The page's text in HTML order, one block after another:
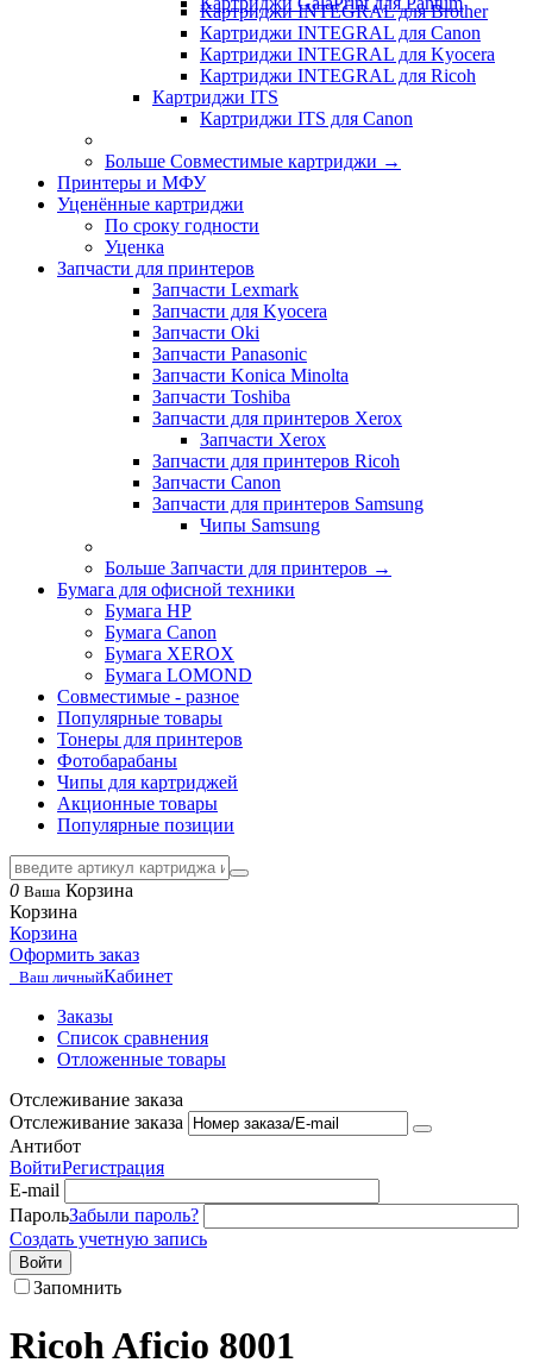
Картриджи INTEGRAL для Brother
Картриджи INTEGRAL для Canon
Картриджи INTEGRAL для Kyocera
Картриджи INTEGRAL для Ricoh
Картриджи ITS
Картриджи ITS для Canon
Больше Совместимые картриджи →
Принтеры и МФУ
Уценённые картриджи
По сроку годности
Уценка
Запчасти для принтеров
Запчасти Lexmark
Запчасти для Kyocera
Запчасти Oki
Запчасти Panasonic
Запчасти Koniсa Minolta
Запчасти Toshiba
Запчасти для принтеров Xerox
Запчасти Xerox
Запчасти для принтеров Ricoh
Запчасти Canon
Запчасти для принтеров Samsung
Чипы Samsung
Больше Запчасти для принтеров →
Бумага для офисной техники
Бумага HP
Бумага Canon
Бумага XEROX
Бумага LOMOND
Совместимые - разное
Популярные товары
Тонеры для принтеров
Фотобарабаны
Чипы для картриджей
Акционные товары
Популярные позиции
0 Ваша Корзина
Корзина
Корзина
Оформить заказ
Ваш личныйКабинет
Заказы
Список сравнения
Отложенные товары
Отслеживание заказа
Отслеживание заказа
Антибот
ВойтиРегистрация
E-mail
ПарольЗабыли пароль?
Создать учетную запись
Войти
Запомнить
Ricoh Aficio 8001